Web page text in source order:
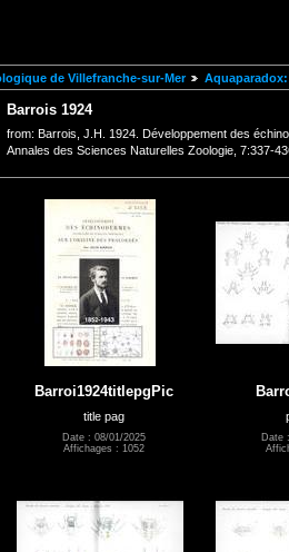
de Villefranche-sur-Mer
Barrois 1924
from: Barrois, J.H. 1924. Développement des
Annales des Sciences Naturelles Zoologie, 7:337-
Barroi1924titlepgPic
title pag
Date : 08/01/2025
Affichages : 1052
Date